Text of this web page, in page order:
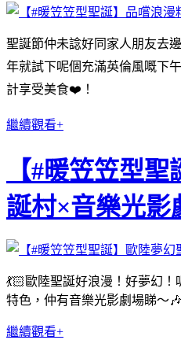
聖誕節仲未諗好同家人朋友去
年就試下呢個充滿英倫風嘅下
計享受美食❤️！
繼續觀看+
【#暖笠笠型
誕村×音樂光影
💃🏻歐陸聖誕好浪漫！好夢幻
特色，仲有音樂光影劇場睇～
繼續觀看+